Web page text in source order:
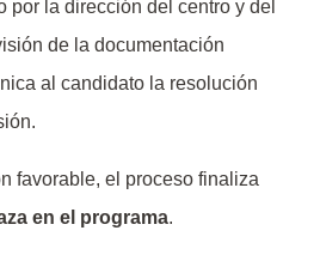
por la dirección del centro y del
de la documentación
al candidato la resolución
favorable, el proceso finaliza
en el programa.